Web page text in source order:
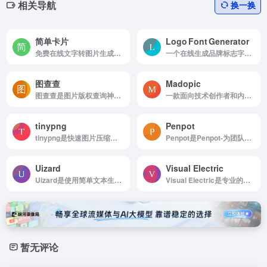
相关导航 换一换
简单卡片
免费在线文字转图片生成器，支持20+精美模板，适配Twitter、Instagram、Facebook等社交媒体平台。无需设计经验，3秒生成图片。
Logo Font Generator
一个在线生成品牌标志字体的工具，提供快速、简洁的文字排版服务，帮助用户即时创建符合品牌需求的 Logo 字体。
图查查
图查查是图片版权查询神器，低价免费正版高清图片
Madopic
一款面向技术创作者和内容运营者的现代化工具，能够把普通的 Markdown 文本直接渲染为高质量的图片海报，适用于社交媒体、技术博客、学术海报、教学课件等多种场景。
tinypng
tinypng是快速图片压缩工具
Penpot
Penpot是Penpot-为团队提供设计和原型的开源解决方案。
Uizard
Uizard是使用简单文本生成 UI 设计
Visual Electric
Visual Electric是专业的高质量AI图像创作工具
暂无评论